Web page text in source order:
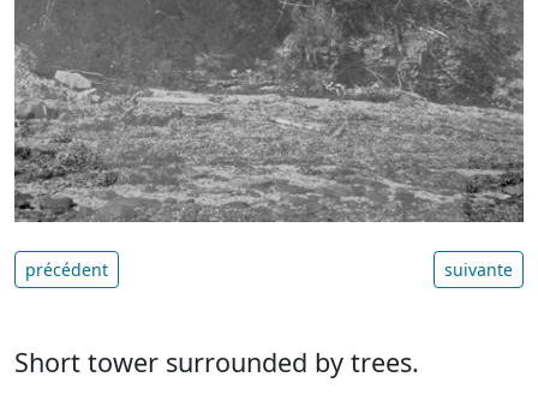
précédent suivante
Short tower surrounded by trees.